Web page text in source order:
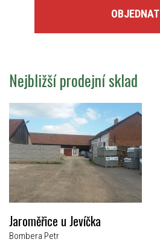
OBJEDNAT
Nejbližší prodejní sklad
Jaroměřice u Jevíčka
Bombera Petr